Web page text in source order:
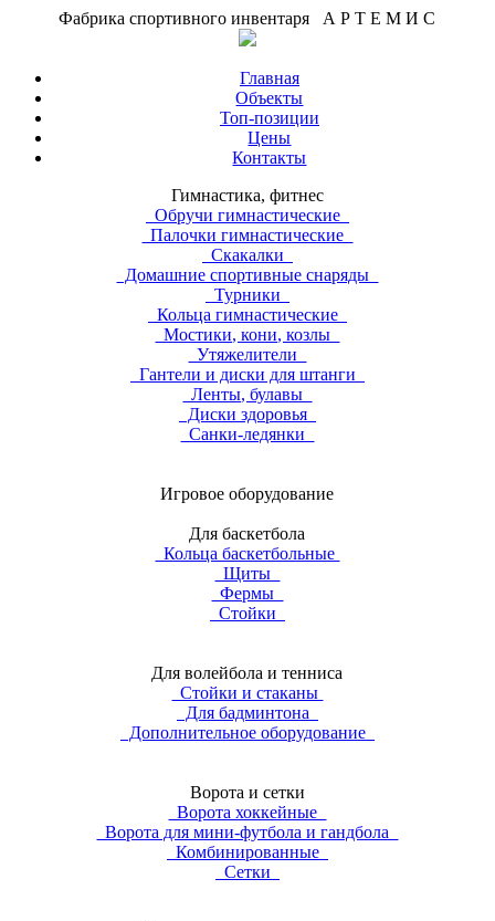
Фабрика спортивного инвентаря А Р Т Е М И С
Главная
Объекты
Топ-позиции
Цены
Контакты
Гимнастика, фитнес
Обручи гимнастические
Палочки гимнастические
Скакалки
Домашние спортивные снаряды
Турники
Кольца гимнастические
Мостики, кони, козлы
Утяжелители
Гантели и диски для штанги
Ленты, булавы
Диски здоровья
Санки-ледянки
Игровое оборудование
Для баскетбола
Кольца баскетбольные
Щиты
Фермы
Стойки
Для волейбола и тенниса
Стойки и стаканы
Для бадминтона
Дополнительное оборудование
Ворота и сетки
Ворота хоккейные
Ворота для мини-футбола и гандбола
Комбинированные
Сетки